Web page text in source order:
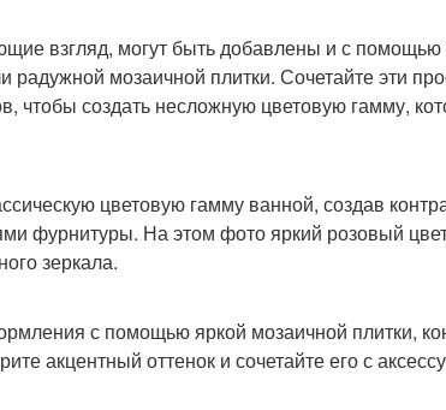
взгляд, могут быть добавлены и с помощью
радужной мозаичной плитки. Сочетайте эти
чтобы создать несложную цветовую гамму,
цветовую гамму ванной, создав
фурнитуры. На этом фото яркий розовый
зеркала.
с помощью яркой мозаичной плитки,
акцентный оттенок и сочетайте его с